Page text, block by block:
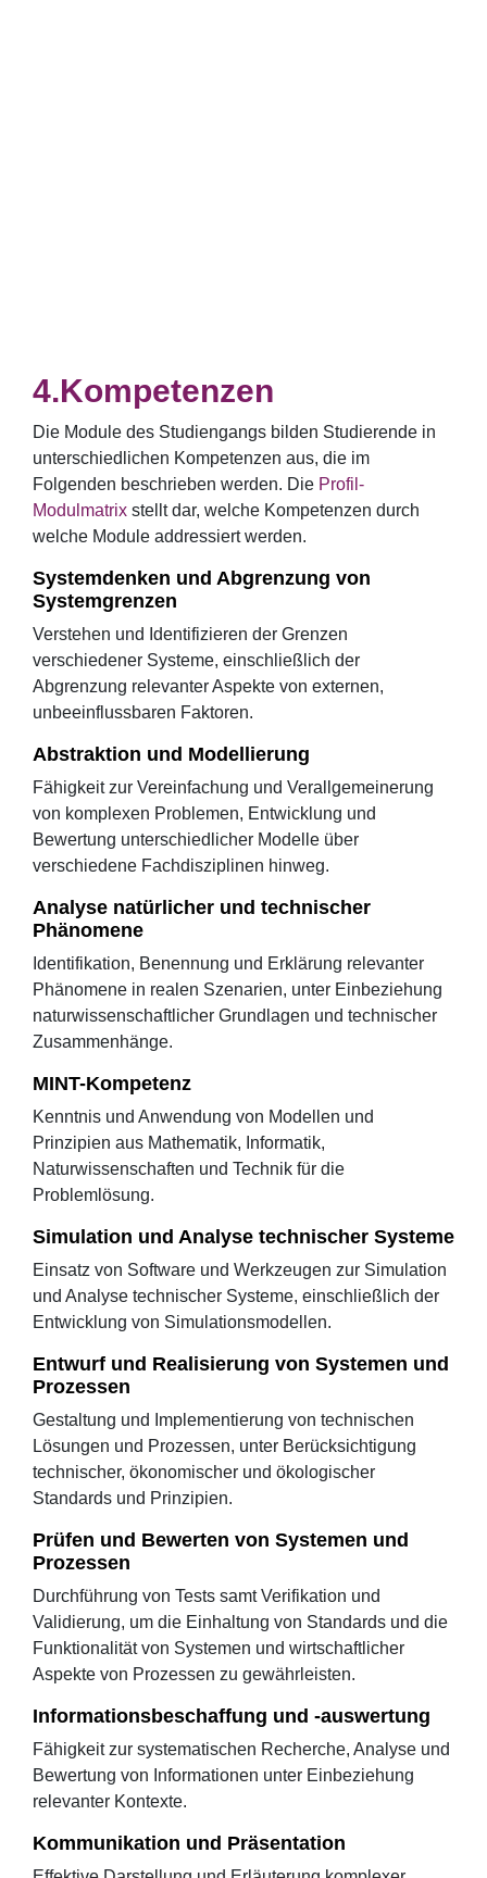
Kompetenzen
Die Module des Studiengangs bilden Studierende in
unterschiedlichen Kompetenzen aus, die im
Folgenden beschrieben werden. Die Profil-
Modulmatrix stellt dar, welche Kompetenzen durch
welche Module addressiert werden.
Systemdenken und Abgrenzung von
Systemgrenzen
Verstehen und Identifizieren der Grenzen
verschiedener Systeme, einschließlich der
Abgrenzung relevanter Aspekte von externen,
unbeeinflussbaren Faktoren.
Abstraktion und Modellierung
Fähigkeit zur Vereinfachung und Verallgemeinerung
von komplexen Problemen, Entwicklung und
Bewertung unterschiedlicher Modelle über
verschiedene Fachdisziplinen hinweg.
Analyse natürlicher und technischer
Phänomene
Identifikation, Benennung und Erklärung relevanter
Phänomene in realen Szenarien, unter Einbeziehung
naturwissenschaftlicher Grundlagen und technischer
Zusammenhänge.
MINT-Kompetenz
Kenntnis und Anwendung von Modellen und
Prinzipien aus Mathematik, Informatik,
Naturwissenschaften und Technik für die
Problemlösung.
Simulation und Analyse technischer Systeme
Einsatz von Software und Werkzeugen zur Simulation
und Analyse technischer Systeme, einschließlich der
Entwicklung von Simulationsmodellen.
Entwurf und Realisierung von Systemen und
Prozessen
Gestaltung und Implementierung von technischen
Lösungen und Prozessen, unter Berücksichtigung
technischer, ökonomischer und ökologischer
Standards und Prinzipien.
Prüfen und Bewerten von Systemen und
Prozessen
Durchführung von Tests samt Verifikation und
Validierung, um die Einhaltung von Standards und die
Funktionalität von Systemen und wirtschaftlicher
Aspekte von Prozessen zu gewährleisten.
Informationsbeschaffung und -auswertung
Fähigkeit zur systematischen Recherche, Analyse und
Bewertung von Informationen unter Einbeziehung
relevanter Kontexte.
Kommunikation und Präsentation